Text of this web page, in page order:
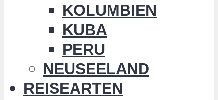
KOLUMBIEN
KUBA
PERU
NEUSEELAND
REISEARTEN